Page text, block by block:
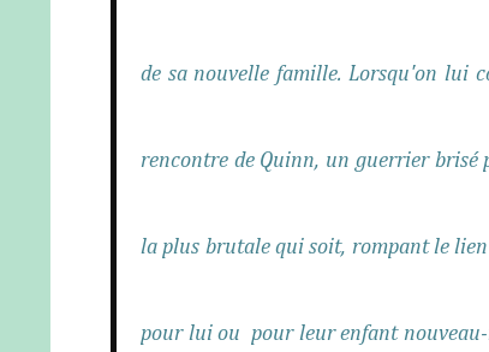
de sa nouvelle famille. Lorsqu'on lui
rencontre de Quinn, un guerrier brisé
la plus brutale qui soit, rompant le lien
pour lui ou pour leur enfant